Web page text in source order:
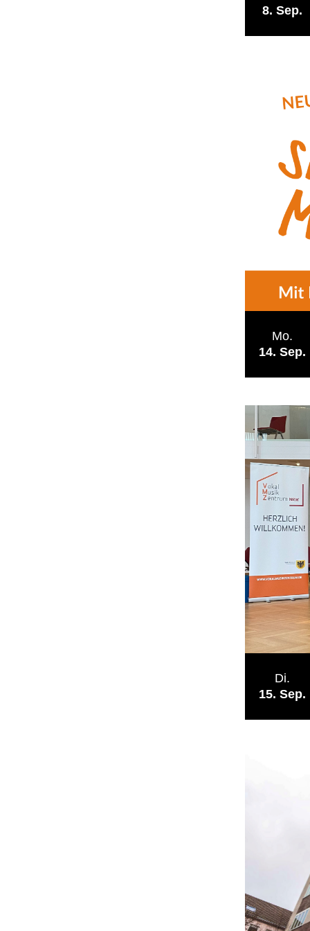
8 Sep.
Mo.
14 Sep.
Di.
15 Sep.